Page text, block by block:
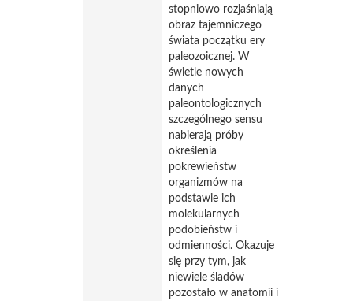
stopniowo rozjaśniają
obraz tajemniczego
świata początku ery
paleozoicznej. W
świetle nowych
danych
paleontologicznych
szczególnego sensu
nabierają próby
określenia
pokrewieństw
organizmów na
podstawie ich
molekularnych
podobieństw i
odmienności. Okazuje
się przy tym, jak
niewiele śladów
pozostało w anatomii i